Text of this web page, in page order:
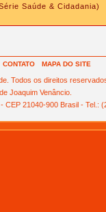
Saúde & Cidadania)
CONTATO MAPA DO SITE
Todos os direitos
Joaquim Venâncio.
CEP 21040-900 Brasil - Tel.: